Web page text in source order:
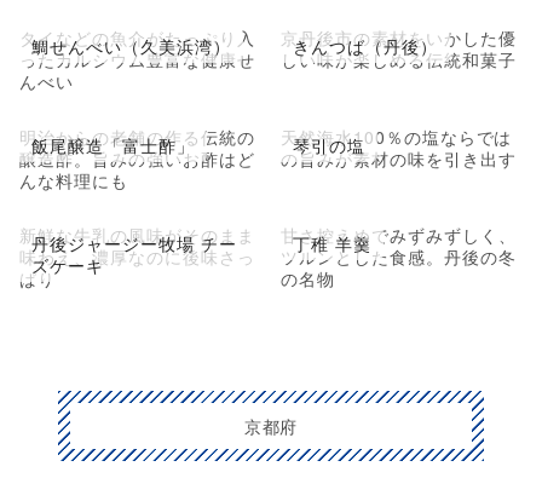
鯛せんべい（久美浜湾）
タイなどの魚介がたっぷり入
ったカルシウム豊富な健康せ
んべい
きんつば（丹後）
京丹後市の素材をいかした優
しい味が楽しめる伝統和菓子
飯尾醸造「富士酢」
明治からの老舗の作る伝統の
醸造酢。旨みの強いお酢はど
んな料理にも
琴引の塩
天然海水100％の塩ならでは
の旨みが素材の味を引き出す
丹後ジャージー牧場 チー
ズケーキ
新鮮な牛乳の風味がそのまま
味わえ、濃厚なのに後味さっ
ぱり
丁稚 羊羹
甘さ控えめでみずみずしく、
ツルンとした食感。丹後の冬
の名物
京都府